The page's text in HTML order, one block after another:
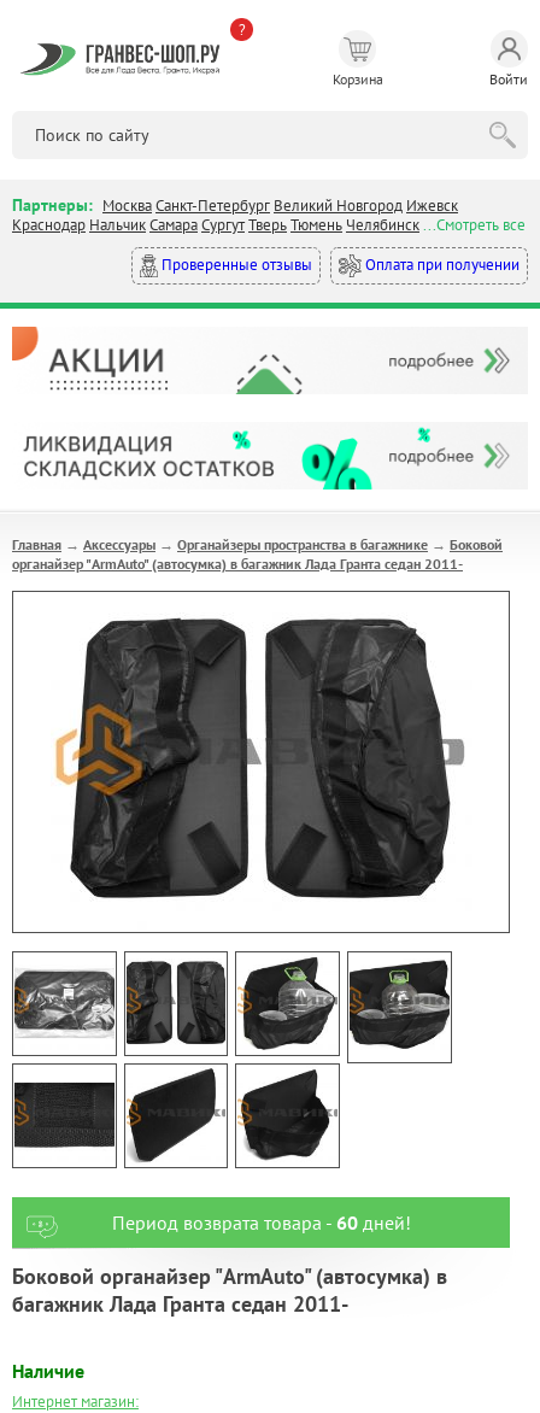
?
Корзина Войти
Партнеры: МоскваСанкт-Петербург Великий Новгород Ижевск
Краснодар НальчикСамараСургутТверьТюмень Челябинск...Смотреть все
Проверенные отзывы
Оплата при получении
Главная → Аксессуары → Органайзеры пространства в багажнике → Боковой
органайзер "ArmAuto" (автосумка) в багажник Лада Гранта седан 2011-
Период возврата товара - 60дней!
Боковой органайзер "ArmAuto" (автосумка) в
багажник Лада Гранта седан 2011-
Наличие
Интернет магазин: